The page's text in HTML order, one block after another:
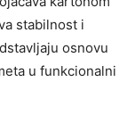
stabilnost i
osnovu
u funkcionalni